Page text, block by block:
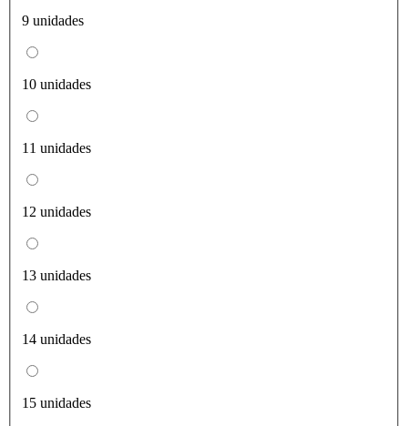
9 unidades
10 unidades
11 unidades
12 unidades
13 unidades
14 unidades
15 unidades